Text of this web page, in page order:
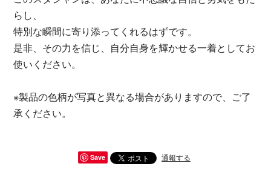
らし、
特別な瞬間に寄り添ってくれるはずです。
是非、その力を信じ、自分自身を輝かせる一着としてお
使いください。
※製品の色柄が写真と異なる場合がありますので、ご了
承ください。
Save 通報する